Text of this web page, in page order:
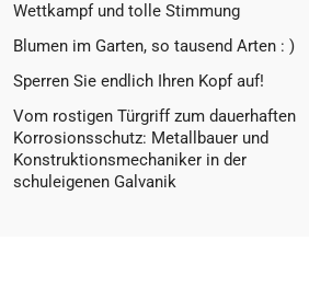
Wettkampf und tolle Stimmung
Blumen im Garten, so tausend Arten : )
Sperren Sie endlich Ihren Kopf auf!
Vom rostigen Türgriff zum dauerhaften
Korrosionsschutz: Metallbauer und
Konstruktionsmechaniker in der
schuleigenen Galvanik